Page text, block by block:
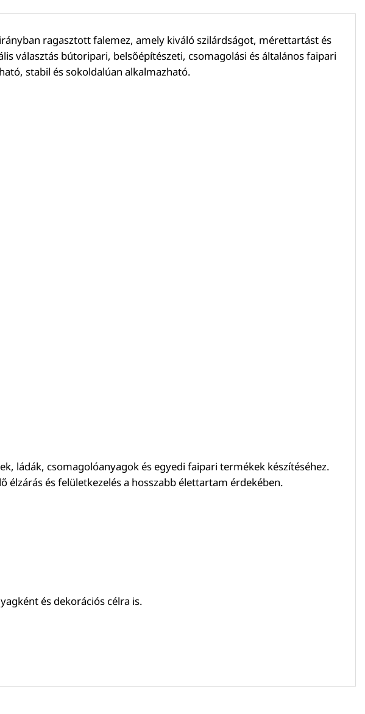
ragasztott falemez, amely kiváló szilárdságot, mérettartást és
választás bútoripari, belsőépítészeti, csomagolási és általános faipari
stabil és sokoldalúan alkalmazható.
ládák, csomagolóanyagok és egyedi faipari termékek készítéséhez.
és felületkezelés a hosszabb élettartam érdekében.
és dekorációs célra is.